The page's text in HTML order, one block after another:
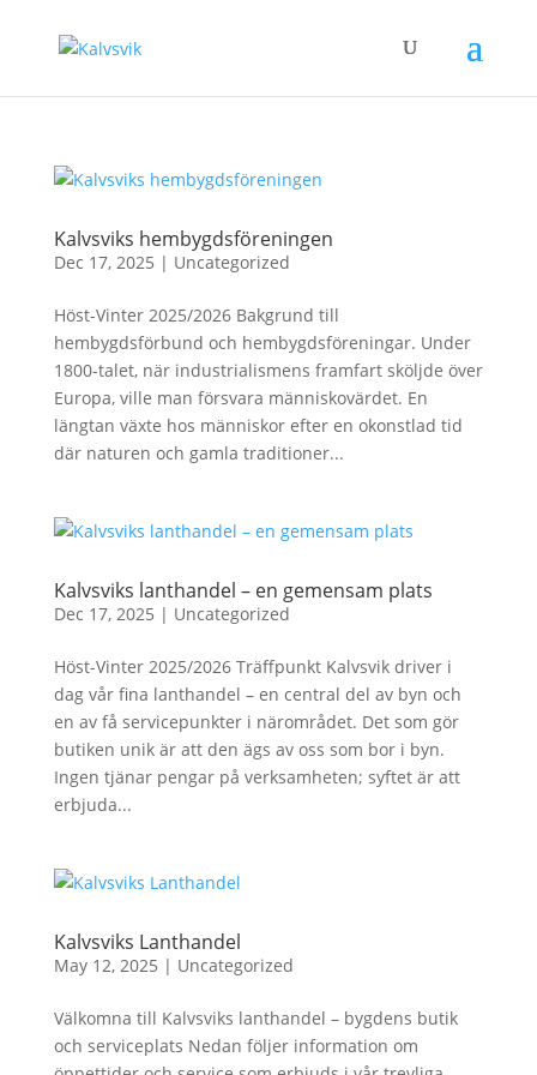
Kalvsviks hembygdsföreningen
Dec 17, 2025 | Uncategorized
Höst-Vinter 2025/2026 Bakgrund till
hembygdsförbund och hembygdsföreningar. Under
1800-talet, när industrialismens framfart sköljde över
Europa, ville man försvara människovärdet. En
längtan växte hos människor efter en okonstlad tid
där naturen och gamla traditioner...
Kalvsviks lanthandel – en gemensam plats
Dec 17, 2025 | Uncategorized
Höst-Vinter 2025/2026 Träffpunkt Kalvsvik driver i
dag vår fina lanthandel – en central del av byn och
en av få servicepunkter i närområdet. Det som gör
butiken unik är att den ägs av oss som bor i byn.
Ingen tjänar pengar på verksamheten; syftet är att
erbjuda...
Kalvsviks Lanthandel
May 12, 2025 | Uncategorized
Välkomna till Kalvsviks lanthandel – bygdens butik
och serviceplats Nedan följer information om